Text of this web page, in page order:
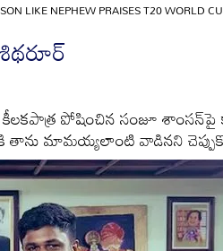
LIKE NEPHEW PRAISES T20 WORLD
పోషించిన సంజూ శాంసన్‌పై
తాను మామయ్యలాంటి వాడినని